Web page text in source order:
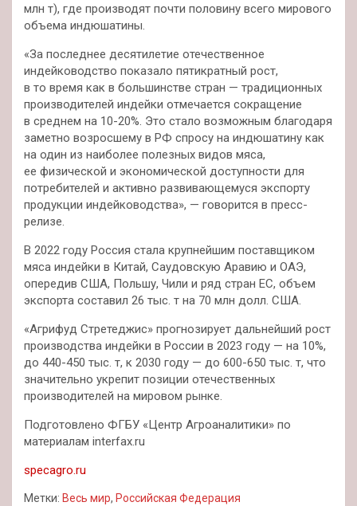
млн т), где производят почти половину всего мирового
объема индюшатины.
«За последнее десятилетие отечественное
индейководство показало пятикратный рост,
в то время как в большинстве стран — традиционных
производителей индейки отмечается сокращение
в среднем на 10-20%. Это стало возможным благодаря
заметно возросшему в РФ спросу на индюшатину как
на один из наиболее полезных видов мяса,
ее физической и экономической доступности для
потребителей и активно развивающемуся экспорту
продукции индейководства», — говорится в пресс-
релизе.
В 2022 году Россия стала крупнейшим поставщиком
мяса индейки в Китай, Саудовскую Аравию и ОАЭ,
опередив США, Польшу, Чили и ряд стран ЕС, объем
экспорта составил 26 тыс. т на 70 млн долл. США.
«Агрифуд Стретеджис» прогнозирует дальнейший рост
производства индейки в России в 2023 году — на 10%,
до 440-450 тыс. т, к 2030 году — до 600-650 тыс. т, что
значительно укрепит позиции отечественных
производителей на мировом рынке.
Подготовлено ФГБУ «Центр Агроаналитики» по
материалам interfax.ru
specagro.ru
Метки: Весь мир, Российская Федерация